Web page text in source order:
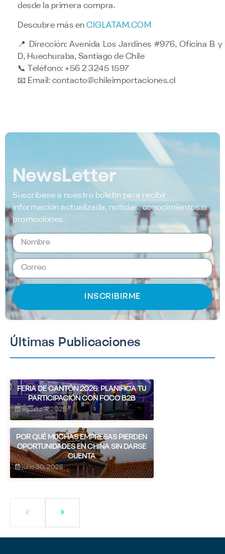
desde la primera compra.
Descubre más en CIGLATAM.COM
📍 Dirección: Avenida Los Jardines #976, Oficina B y
D, Huechuraba, Santiago de Chile
📞
Teléfono: +56 2 3245 1597
📧 Email: contacto@chileimportaciones.cl
NewsLetter
Suscríbase a nuestro boletín para recibir
información actualizada, noticias, conocimientos o
promociones.
INSCRIBIRME
Últimas Publicaciones
FERIA DE CANTÓN 2026: PLANIFICA TU
PARTICIPACIÓN CON FOCO B2B
agosto 4, 2026
POR QUÉ MUCHAS EMPRESAS PIERDEN
OPORTUNIDADES EN CHINA SIN DARSE
CUENTA
julio 30, 2026